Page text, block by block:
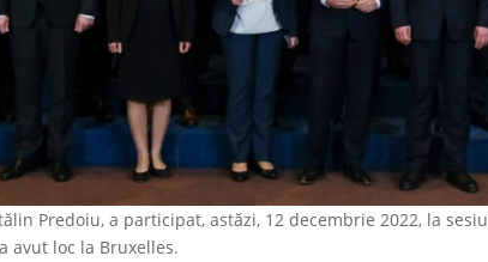
Predoiu, a participat, astăzi, 12 decembrie 2022, la
avut loc la Bruxelles.